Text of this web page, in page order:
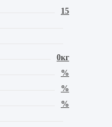
15
0кг
%
%
%